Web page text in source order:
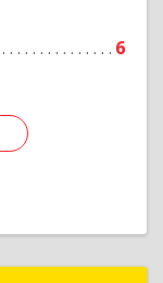
6
Подробнее